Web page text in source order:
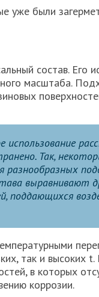
уже были
состав. Его
масштаба.
использование
Так,
разнообразных
выравнивают
поддающихся
так и высоких
в которых
коррозии.